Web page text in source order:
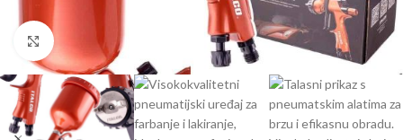
Klikni da uvećaš